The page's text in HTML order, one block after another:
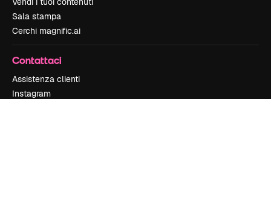
Sala stampa
Cerchi magnific.ai
Contattaci
Assistenza clienti
Instagram